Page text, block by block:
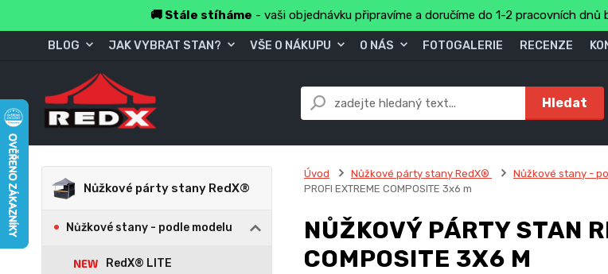
🚚 Stále stíháme - vaši objednávku připravíme a doručíme do 1-2 pracovních
BLOG JAK VYBRAT STAN? VŠE O NÁKUPU O NÁS FOTOGALERIE RECENZE
Hledat
Nůžkové párty stany RedX®
Nůžkové stany - podle modelu
RedX® LITE
Úvod Nůžkové párty stany RedX® Nůžkové stany -
PROFI EXTREME COMPOSITE 3x6 m
NŮŽKOVÝ PÁRTY STAN
COMPOSITE 3X6 M